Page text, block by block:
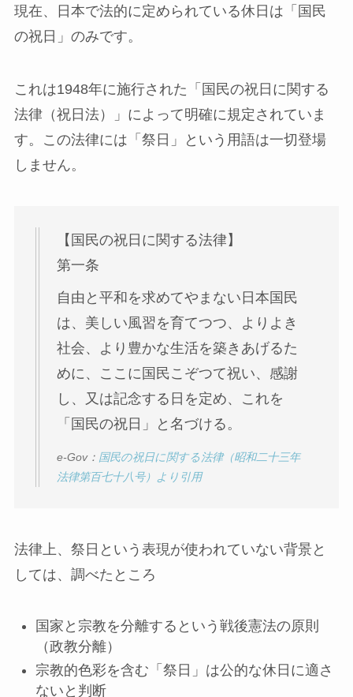
現在、日本で法的に定められている休日は「国民
の祝日」のみです。
これは1948年に施行された「国民の祝日に関する
法律（祝日法）」によって明確に規定されていま
す。この法律には「祭日」という用語は一切登場
しません。
【国民の祝日に関する法律】
第一条
自由と平和を求めてやまない日本国民
は、美しい風習を育てつつ、よりよき
社会、より豊かな生活を築きあげるた
めに、ここに国民こぞつて祝い、感謝
し、又は記念する日を定め、これを
「国民の祝日」と名づける。
e-Gov： 国民の祝日に関する法律（昭和二十三年
法律第百七十八号）より引用
法律上、祭日という表現が使われていない背景と
しては、調べたところ
国家と宗教を分離するという戦後憲法の原則
（政教分離）
宗教的色彩を含む「祭日」は公的な休日に適さ
ないと判断